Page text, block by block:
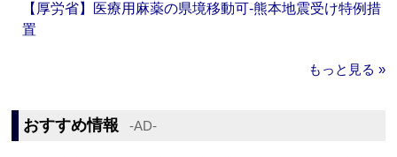
【厚労省】医療用麻薬の県境移動可‐熊本地震受け特例措
置
もっと見る »
おすすめ情報 ‐AD‐